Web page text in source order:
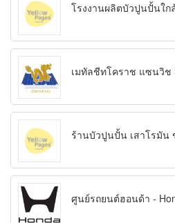
โรงงานผลิตบัวปูนปั้นใ
เมทัลชีทโคราช แซนวิช
ร้านบัวปูนปั้น เสาโรมัน
ศูนย์รถยนต์ฮอนด้า -